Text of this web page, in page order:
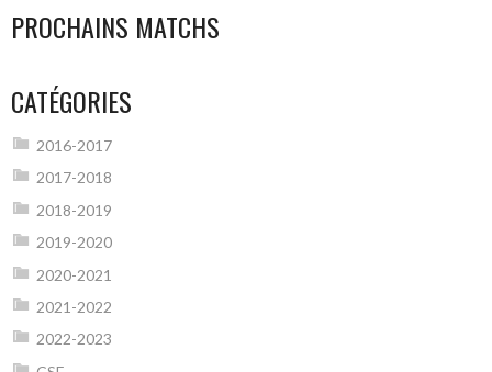
PROCHAINS MATCHS
CATÉGORIES
2016-2017
2017-2018
2018-2019
2019-2020
2020-2021
2021-2022
2022-2023